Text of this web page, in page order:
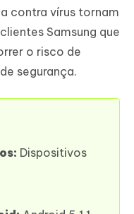
contra vírus tornam
Samsung que
o risco de
segurança.
Dispositivos